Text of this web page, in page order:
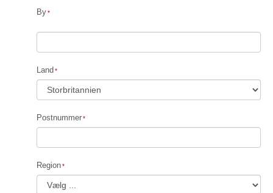
By
Land
Postnummer
Region